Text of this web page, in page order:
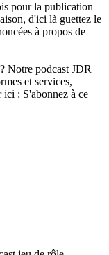
pour la publication
d'ici là guettez le
à propos de
Notre podcast JDR
et services,
ici : S'abonnez à ce